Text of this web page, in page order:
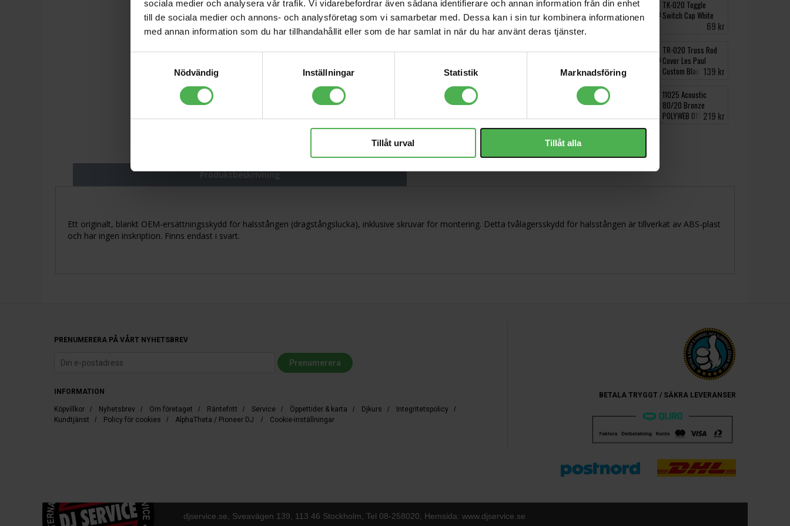
sociala medier och analysera vår trafik. Vi vidarebefordrar även sådana identifierare och annan information från din enhet
till de sociala medier och annons- och analysföretag som vi samarbetar med. Dessa kan i sin tur kombinera informationen
med annan information som du har tillhandahållit eller som de har samlat in när du har använt deras tjänster.
Nödvändig
Inställningar Statistik Marknadsföring
Tillåt urval Tillåt alla
PG-020 Les Paul
Custom Pickguard 5-
Ply Black
289 kr
TK-030 Toggle
Switch Cap Amber
TK-020 Toggle
Switch Cap White
69 kr
WA-010 Toggle
Gold Imprint
TC-10
15 kr
TR-020 Truss Rod
Cover Les Paul
Custom Black 139 kr
Tortex III 462R1.35
10 kr
Tortex III 462R1.14
10 kr
11025 Acoustic
80/20 Bronze
POLYWEB 011-052219 kr
Produktbeskrivning
Ett originalt, blankt OEM-ersättningsskydd för halsstången (dragstångslucka), inklusive skruvar för montering. Detta tvålagersskydd för halsstången är tillverkat av ABS-plast
och har ingen inskription. Finns endast i svart.
PRENUMERERA PÅ VÅRT NYHETSBREV
INFORMATION
Köpvillkor / Nyhetsbrev / Om företaget / Räntefritt / Service / Öppettider & karta / Djkurs / Integritetspolicy /
Kundtjänst / Policy för cookies / AlphaTheta / Pioneer DJ / Cookie-inställningar
BETALA TRYGGT / SÄKRA LEVERANSER
djservice.se, Sveavägen 139, 113 46 Stockholm, Tel 08-258020 , Hemsida: www.djservice.se